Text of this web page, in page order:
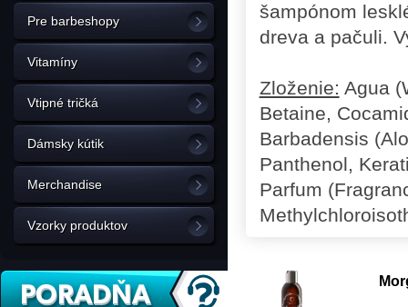
Pre barbeshopy
Vitamíny
Vtipné tričká
Dámsky kútik
Merchandise
Vzorky produktov
šampónom
dreva a pačuli.
Zloženie: Agua
Betaine,
Barbadensis
Panthenol,
Parfum